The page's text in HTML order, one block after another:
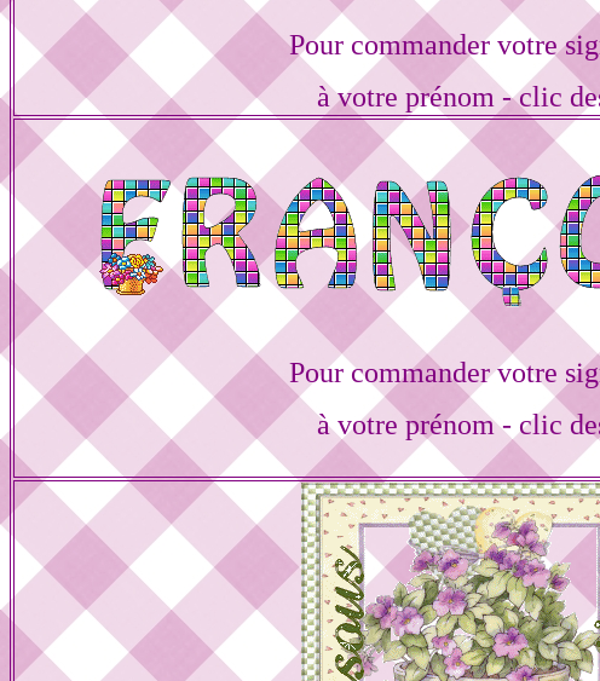
Pour commander votre
à votre prénom - clic
Pour commander votre
à votre prénom - clic